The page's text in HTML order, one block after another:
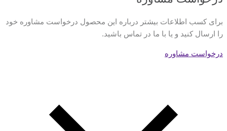
برای کسب اطلاعات بیشتر درباره این محصول درخواست مشاوره خود
را ارسال کنید و یا با ما در تماس باشید.
درخواست مشاوره